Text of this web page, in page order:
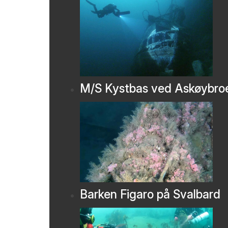
M/S Kystbas ved
Barken Figaro på Svalbard